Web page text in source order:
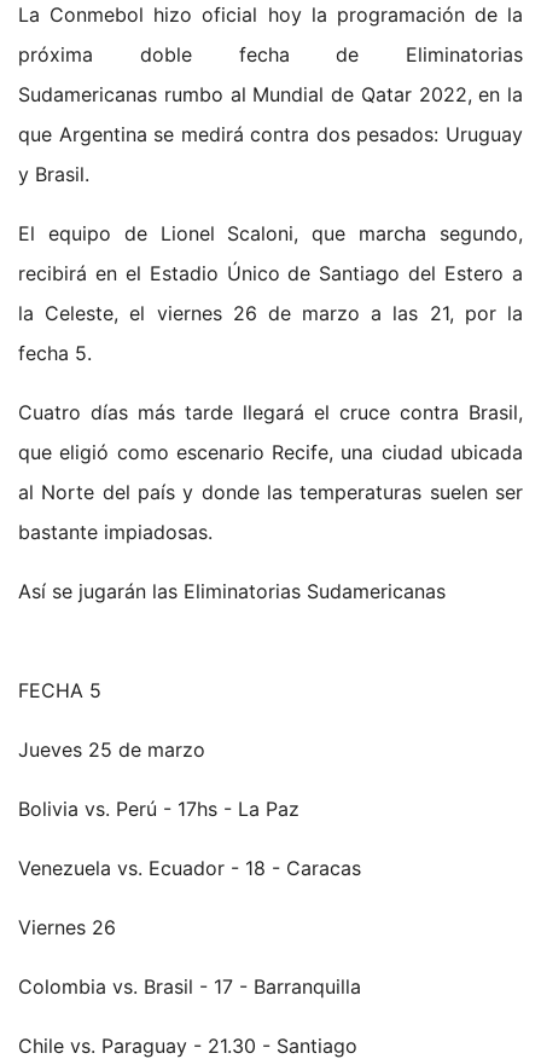
La Conmebol hizo oficial hoy la programación de la
próxima doble fecha de Eliminatorias
Sudamericanas rumbo al Mundial de Qatar 2022, en la
que Argentina se medirá contra dos pesados: Uruguay
y Brasil.
El equipo de Lionel Scaloni, que marcha segundo,
recibirá en el Estadio Único de Santiago del Estero a
la Celeste, el viernes 26 de marzo a las 21, por la
fecha 5.
Cuatro días más tarde llegará el cruce contra Brasil,
que eligió como escenario Recife, una ciudad ubicada
al Norte del país y donde las temperaturas suelen ser
bastante impiadosas.
Así se jugarán las Eliminatorias Sudamericanas
FECHA 5
Jueves 25 de marzo
Bolivia vs. Perú - 17hs - La Paz
Venezuela vs. Ecuador - 18 - Caracas
Viernes 26
Colombia vs. Brasil - 17 - Barranquilla
Chile vs. Paraguay - 21.30 - Santiago